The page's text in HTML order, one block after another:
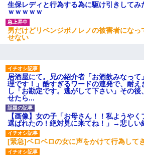
この母親は娘の黒歴史を掘り出さないと
彼氏家「うちは墨入れるのが伝統だから
なかったその男子に女子達がお土産を渡し
義兄嫁「娘が大学に入ったら下宿させて
旋のアパートに行け」→ 旦那が義兄に通報
ろ！」とキレて・・・
旦那の元カノをSNSで探して写真を保存し
を晒してた。ほとんどがブスという評価の
評価で苦々しく思った
生保レディと行為する為に駆け引きしてみ
ｗｗｗｗｗ
男だけどリベンジポノレノの被害者にな
せない
居酒屋にて。兄の紹介者「お酒飲みなっ
理です！」酷すぎるワードの連発で、耐
し「お勘定です。逃がして下さい」その
せたら...
【画像】女の子「お母さん！！私ようや
選ばれたの！絶対見に来てね！」→悲しい
[緊急]ベロベロの女に声をかけて行為して